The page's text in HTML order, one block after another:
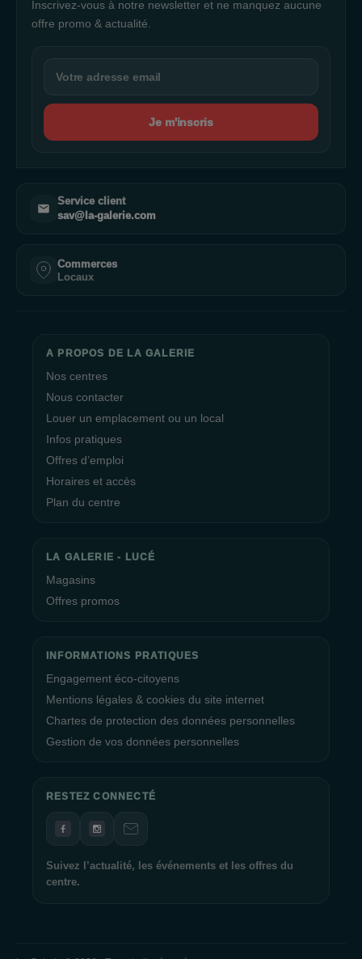
Inscrivez-vous à notre newsletter et ne manquez aucune
offre promo & actualité.
Je m'inscris
Service client
sav@la-galerie.com
Commerces
Locaux
A PROPOS DE LA GALERIE
Nos centres
Nous contacter
Louer un emplacement ou un local
Infos pratiques
Offres d’emploi
Horaires et accès
Plan du centre
LA GALERIE - LUCÉ
Magasins
Offres promos
INFORMATIONS PRATIQUES
Engagement éco-citoyens
Mentions légales & cookies du site internet
Chartes de protection des données personnelles
Gestion de vos données personnelles
RESTEZ CONNECTÉ
Suivez l’actualité, les événements et les offres du
centre.